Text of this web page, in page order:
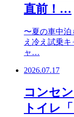
直前！…
〜夏の車中泊
え冷え試乗
ャ…
2026.07.17
コンセ
トイレ